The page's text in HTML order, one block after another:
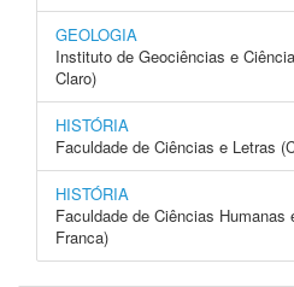
GEOLOGIA
Instituto de Geociências e
Claro)
HISTÓRIA
Faculdade de Ciências e Letras
HISTÓRIA
Faculdade de Ciências
Franca)